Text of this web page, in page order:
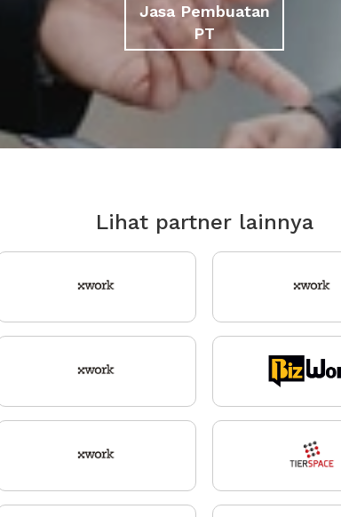
Jasa Pembuatan
PT
Lihat partner lainnya